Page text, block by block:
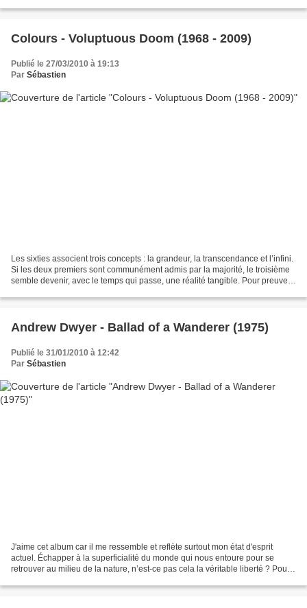
Colours - Voluptuous Doom (1968 - 2009)
Publié le 27/03/2010 à 19:13
Par Sébastien
Les sixties associent trois concepts : la grandeur, la transcendance et l’infini.
Si les deux premiers sont communément admis par la majorité, le troisième
semble devenir, avec le temps qui passe, une réalité tangible. Pour preuve,
Andrew Dwyer - Ballad of a Wanderer (1975)
Publié le 31/01/2010 à 12:42
Par Sébastien
J'aime cet album car il me ressemble et reflète surtout mon état d'esprit
actuel. Échapper à la superficialité du monde qui nous entoure pour se
retrouver au milieu de la nature, n’est-ce pas cela la véritable liberté ? Pour